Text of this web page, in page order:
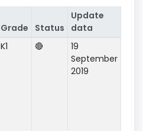
Grade Status
Update
data
K1 🔴
19
September
2019